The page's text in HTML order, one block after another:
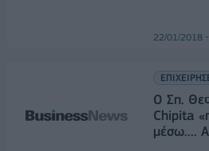
22/01/2018
Ο Σπ.
Chipita
μέσω....